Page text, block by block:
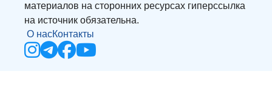
материалов на сторонних ресурсах гиперссылка
на источник обязательна.
О насКонтакты